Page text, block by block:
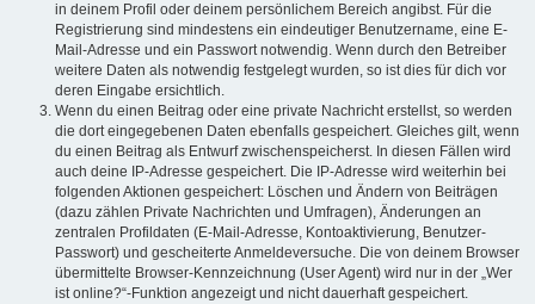
in deinem Profil oder deinem persönlichem Bereich angibst. Für die
Registrierung sind mindestens ein eindeutiger Benutzername, eine E-
Mail-Adresse und ein Passwort notwendig. Wenn durch den Betreiber
weitere Daten als notwendig festgelegt wurden, so ist dies für dich vor
deren Eingabe ersichtlich.
Wenn du einen Beitrag oder eine private Nachricht erstellst, so werden
die dort eingegebenen Daten ebenfalls gespeichert. Gleiches gilt, wenn
du einen Beitrag als Entwurf zwischenspeicherst. In diesen Fällen wird
auch deine IP-Adresse gespeichert. Die IP-Adresse wird weiterhin bei
folgenden Aktionen gespeichert: Löschen und Ändern von Beiträgen
(dazu zählen Private Nachrichten und Umfragen), Änderungen an
zentralen Profildaten (E-Mail-Adresse, Kontoaktivierung, Benutzer-
Passwort) und gescheiterte Anmeldeversuche. Die von deinem Browser
übermittelte Browser-Kennzeichnung (User Agent) wird nur in der „Wer
ist online?“-Funktion angezeigt und nicht dauerhaft gespeichert.